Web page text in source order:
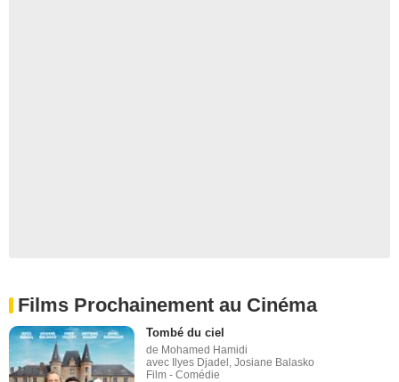
Films Prochainement au Cinéma
Tombé du ciel
de Mohamed Hamidi
avec Ilyes Djadel, Josiane Balasko
Film - Comédie